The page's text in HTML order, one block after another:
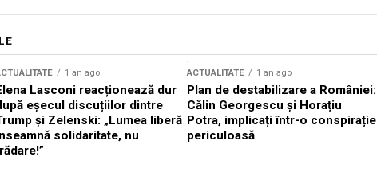
1 an ago
Lasconi reacționează dur
eșecul discuțiilor dintre
și Zelenski: „Lumea liberă
solidaritate, nu
ACTUALITATE 1 an ago
Plan de destabilizare a României:
Călin Georgescu și Horațiu
Potra, implicați într-o conspirație
periculoasă